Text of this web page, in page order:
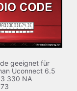
geeignet für
Uconnect 6.5
330 NA